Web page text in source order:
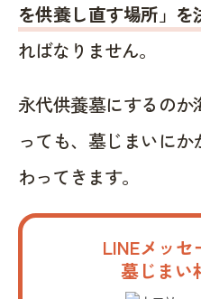
を供養し直す場所」
ればなりません。
永代供養墓にするのか
っても、墓じまいに
わってきます。
LINEメッ
墓じまい